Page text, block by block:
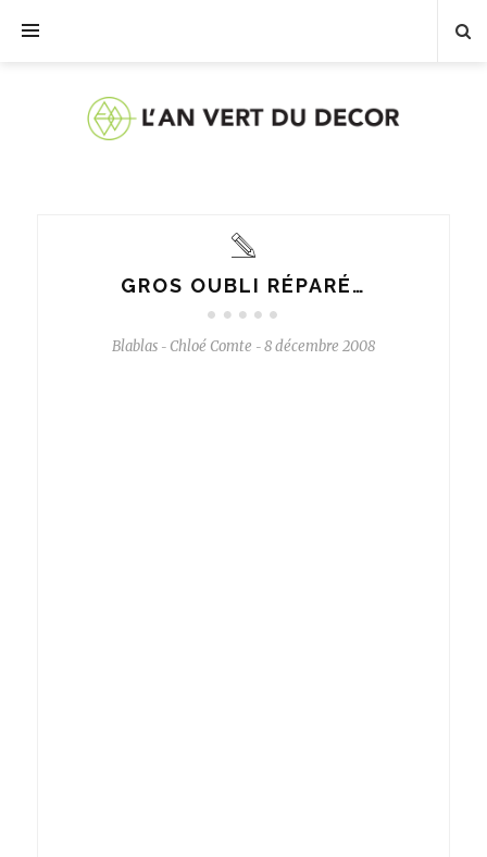
GROS OUBLI RÉPARÉ…
Blablas - Chloé Comte - 8 décembre 2008